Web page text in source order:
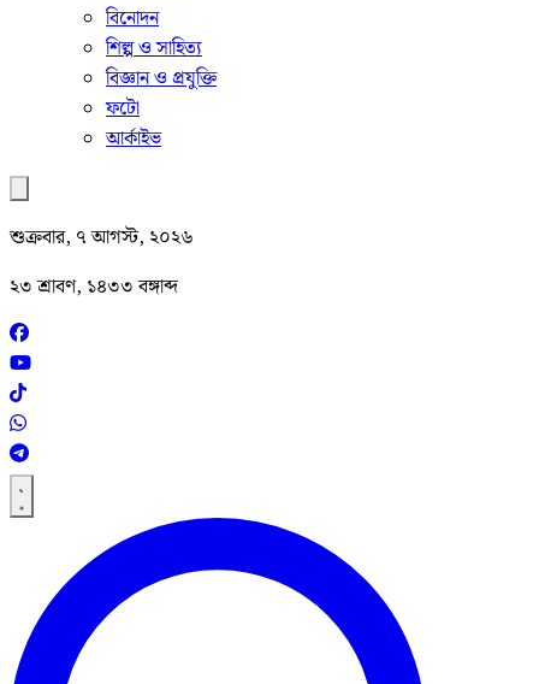
বিনোদন
শিল্প ও সাহিত্য
বিজ্ঞান ও প্রযুক্তি
ফটো
আর্কাইভ
শুক্রবার, ৭ আগস্ট, ২০২৬
২৩ শ্রাবণ, ১৪৩৩ বঙ্গাব্দ